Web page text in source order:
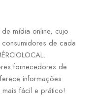
mídia online, cujo
de cada
fornecedores de
informações
fácil e prático!